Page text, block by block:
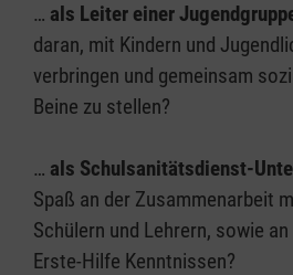
… als Leiter einer
daran, mit Kindern und
verbringen und gemeinsam
Beine zu stellen?
… als Schulsanitätsdienst-
Spaß an der Zusammenarbeit
Schülern und Lehrern, sowie
Erste-Hilfe Kenntnissen?